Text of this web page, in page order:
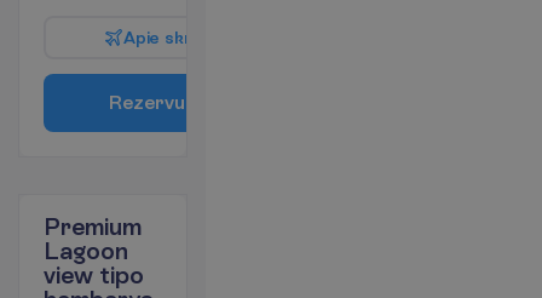
Apie skr
Rezervu
Premium
Lagoon
view tipo